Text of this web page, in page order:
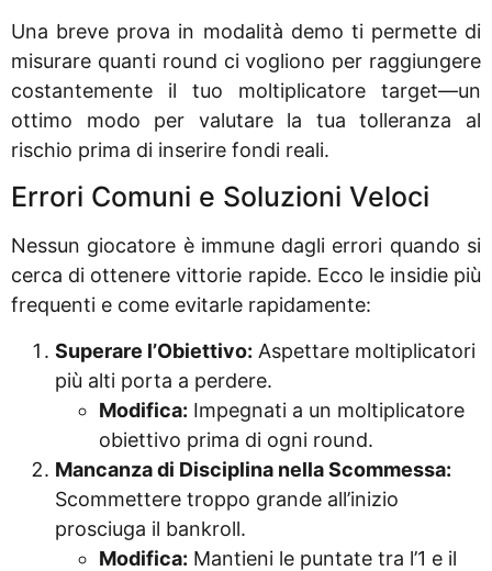
Una breve prova in modalità demo ti permette di
misurare quanti round ci vogliono per raggiungere
costantemente il tuo moltiplicatore target—un
ottimo modo per valutare la tua tolleranza al
rischio prima di inserire fondi reali.
Errori Comuni e Soluzioni Veloci
Nessun giocatore è immune dagli errori quando si
cerca di ottenere vittorie rapide. Ecco le insidie più
frequenti e come evitarle rapidamente:
Superare l’Obiettivo: Aspettare moltiplicatori
più alti porta a perdere.
Modifica: Impegnati a un moltiplicatore
obiettivo prima di ogni round.
Mancanza di Disciplina nella Scommessa:
Scommettere troppo grande all’inizio
prosciuga il bankroll.
Modifica: Mantieni le puntate tra l’1 e il